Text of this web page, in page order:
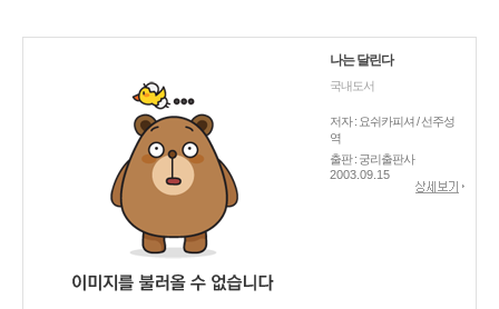
나는 달린다
국내도서
저자 : 요쉬카피셔 / 선주성
역
출판 : 궁리출판사
2003.09.15